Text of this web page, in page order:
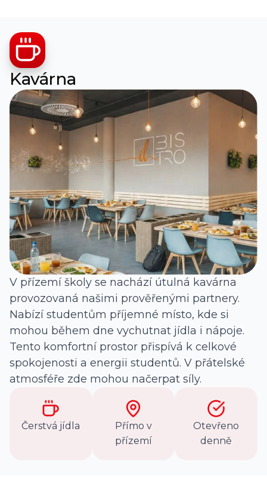
Kavárna
V přízemí školy se nachází útulná kavárna
provozovaná našimi prověřenými partnery.
Nabízí studentům příjemné místo, kde si
mohou během dne vychutnat jídla i nápoje.
Tento komfortní prostor přispívá k celkové
spokojenosti a energii studentů. V přátelské
atmosféře zde mohou načerpat síly.
Čerstvá jídla
Přímo v
přízemí
Otevřeno
denně